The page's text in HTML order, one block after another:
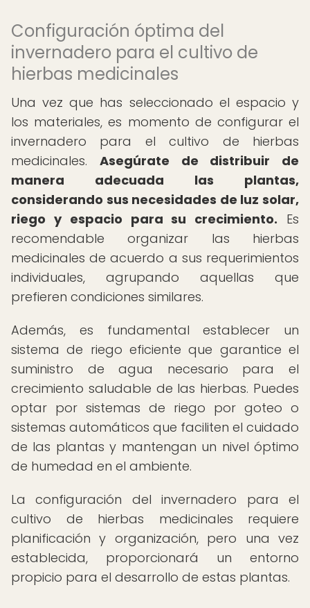
Configuración óptima del
invernadero para el cultivo de
hierbas medicinales
Una vez que has seleccionado el espacio y
los materiales, es momento de configurar el
invernadero para el cultivo de hierbas
medicinales. Asegúrate de distribuir de
manera adecuada las plantas,
considerando sus necesidades de luz solar,
riego y espacio para su crecimiento. Es
recomendable organizar las hierbas
medicinales de acuerdo a sus requerimientos
individuales, agrupando aquellas que
prefieren condiciones similares.
Además, es fundamental establecer un
sistema de riego eficiente que garantice el
suministro de agua necesario para el
crecimiento saludable de las hierbas. Puedes
optar por sistemas de riego por goteo o
sistemas automáticos que faciliten el cuidado
de las plantas y mantengan un nivel óptimo
de humedad en el ambiente.
La configuración del invernadero para el
cultivo de hierbas medicinales requiere
planificación y organización, pero una vez
establecida, proporcionará un entorno
propicio para el desarrollo de estas plantas.